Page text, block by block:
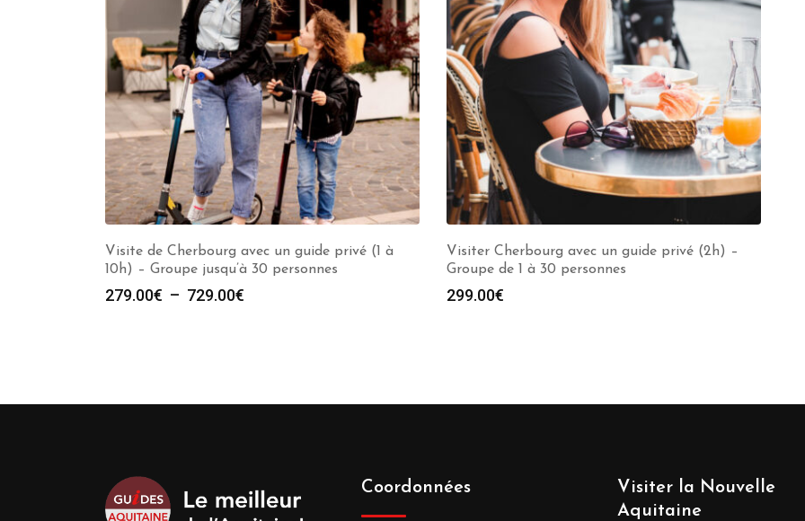
Visite de Cherbourg avec un guide privé (1 à
10h) – Groupe jusqu’à 30 personnes
279.00€ – 729.00€
Visiter Cherbourg avec un guide privé (2h) –
Groupe de 1 à 30 personnes
299.00€
Coordonnées
Visiter la Nouvelle
Aquitaine